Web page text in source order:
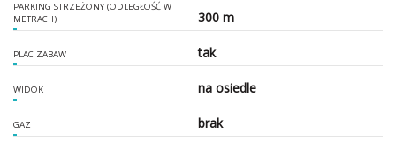
PARKING STRZEŻONY (ODLEGŁOŚĆ W
METRACH)
300 m
PLAC ZABAW tak
WIDOK na osiedle
GAZ brak